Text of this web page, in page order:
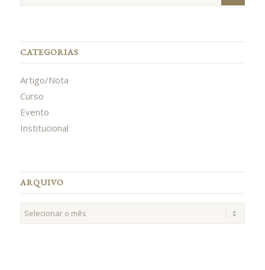
CATEGORIAS
Artigo/Nota
Curso
Evento
Institucional
ARQUIVO